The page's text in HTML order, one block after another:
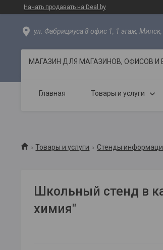
Начать продавать на Deal.by
ул. Фабрициуса 8 офис 1, 1 этаж,
МАГАЗИН ДЛЯ МАГАЗИНОВ, ОФИСОВ И
Главная Товары и услуги
Товары и услуги Стенды
Школьный стенд в
химия"